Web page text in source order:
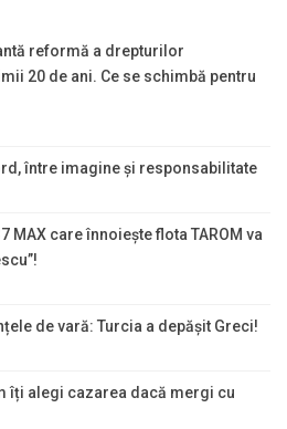
reformă a drepturilor
20 de ani. Ce se schimbă pentru
între imagine și responsabilitate
MAX care înnoiește flota TAROM va
de vară: Turcia a depășit Greci!
îți alegi cazarea dacă mergi cu